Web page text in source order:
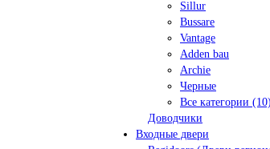
Sillur
Bussare
Vantage
Adden bau
Archie
Черные
Все категории (10)
Доводчики
Входные двери